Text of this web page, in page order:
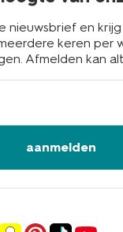
nieuwsbrief en krijg
keren per
Afmelden kan
aanmelden